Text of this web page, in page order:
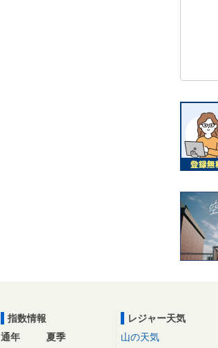
指数情報
通年
夏季
レジャー天気
山の天気